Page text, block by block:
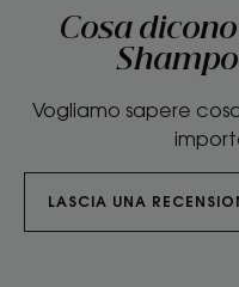
Cosa
Vogliamo sapere
LASCIA UNA